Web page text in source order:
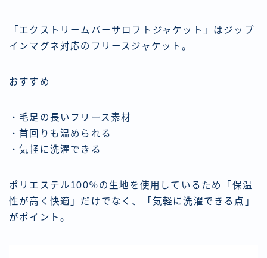
「エクストリームバーサロフトジャケット」はジップ
インマグネ対応のフリースジャケット。
おすすめ
・毛足の長いフリース素材
・首回りも温められる
・気軽に洗濯できる
ポリエステル100％の生地を使用しているため「保温
性が高く快適」だけでなく、「気軽に洗濯できる点」
がポイント。